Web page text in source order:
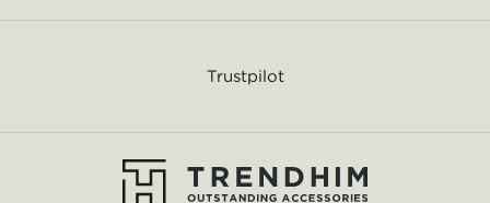
Trustpilot